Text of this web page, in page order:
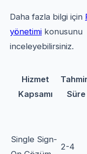
Daha fazla bilgi için
yönetimi konusunu
inceleyebilirsiniz.
Hizmet
Kapsamı
Süre
Single Sign-
2-4